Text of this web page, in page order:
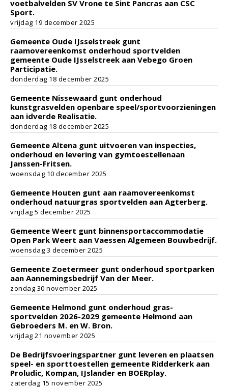
voetbalvelden SV Vrone te Sint Pancras aan CSC
Sport.
vrijdag 19 december 2025
Gemeente Oude IJsselstreek gunt
raamovereenkomst onderhoud sportvelden
gemeente Oude IJsselstreek aan Vebego Groen
Participatie.
donderdag 18 december 2025
Gemeente Nissewaard gunt onderhoud
kunstgrasvelden openbare speel/sportvoorzieningen
aan idverde Realisatie.
donderdag 18 december 2025
Gemeente Altena gunt uitvoeren van inspecties,
onderhoud en levering van gymtoestellenaan
Janssen-Fritsen.
woensdag 10 december 2025
Gemeente Houten gunt aan raamovereenkomst
onderhoud natuurgras sportvelden aan Agterberg.
vrijdag 5 december 2025
Gemeente Weert gunt binnensportaccommodatie
Open Park Weert aan Vaessen Algemeen Bouwbedrijf.
woensdag 3 december 2025
Gemeente Zoetermeer gunt onderhoud sportparken
aan Aannemingsbedrijf Van der Meer.
zondag 30 november 2025
Gemeente Helmond gunt onderhoud gras-
sportvelden 2026-2029 gemeente Helmond aan
Gebroeders M. en W. Bron.
vrijdag 21 november 2025
De Bedrijfsvoeringspartner gunt leveren en plaatsen
speel- en sporttoestellen gemeente Ridderkerk aan
Proludic, Kompan, IJslander en BOERplay.
zaterdag 15 november 2025